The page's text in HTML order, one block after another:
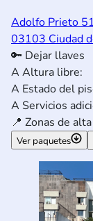
Adolfo Prieto
03103 Ciudad
🔑 Dejar llaves
A Altura libre:
A Estado del
A Servicios
📍 Zonas de
Ver paquetes